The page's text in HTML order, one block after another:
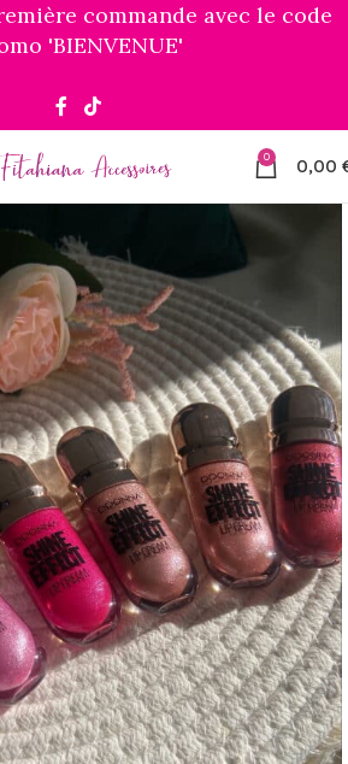
0 0,00
commande avec le code
'BIENVENUE'